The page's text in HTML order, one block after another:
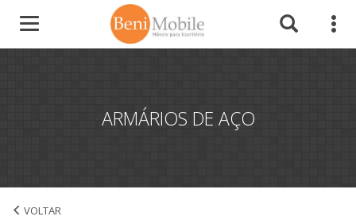
ARMÁRIOS DE AÇO
Armários de Aço